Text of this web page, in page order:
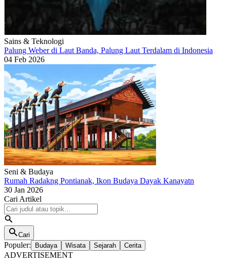
Sains & Teknologi
Palung Weber di Laut Banda, Palung Laut Terdalam di Indonesia
04 Feb 2026
Seni & Budaya
Rumah Radakng Pontianak, Ikon Budaya Dayak Kanayatn
30 Jan 2026
Cari Artikel
Cari
Populer: Budaya Wisata Sejarah Cerita
ADVERTISEMENT